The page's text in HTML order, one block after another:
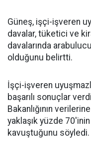
Güneş, işçi-işveren
davalar, tüketici ve
davalarında
olduğunu belirtti.
İşçi-işveren
başarılı sonuçlar
Bakanlığının
yaklaşık yüzde
kavuştuğunu söyledi.